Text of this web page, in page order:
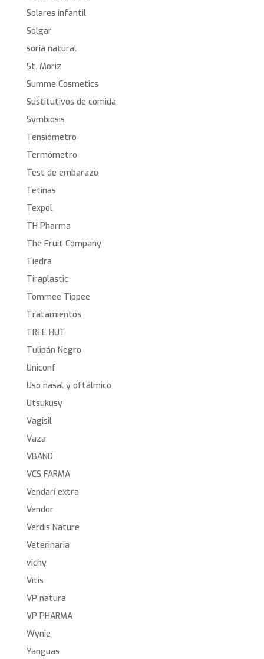
Solares infantil
Solgar
soria natural
St. Moriz
Summe Cosmetics
Sustitutivos de comida
Symbiosis
Tensiómetro
Termómetro
Test de embarazo
Tetinas
Texpol
TH Pharma
The Fruit Company
Tiedra
Tiraplastic
Tommee Tippee
Tratamientos
TREE HUT
Tulipán Negro
Uniconf
Uso nasal y oftálmico
Utsukusy
Vagisil
Vaza
VBAND
VCS FARMA
Vendarí extra
Vendor
Verdis Nature
Veterinaria
vichy
Vitis
VP natura
VP PHARMA
Wynie
Yanguas